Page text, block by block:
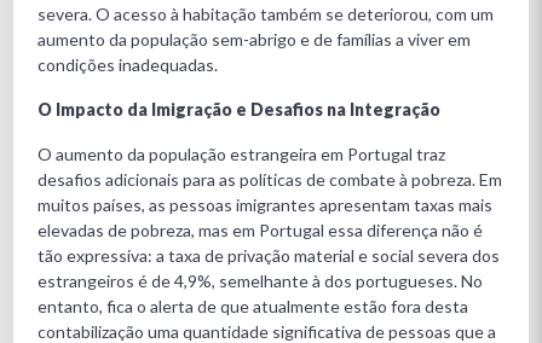
severa. O acesso à habitação também se deteriorou, com um
aumento da população sem-abrigo e de famílias a viver em
condições inadequadas.
O Impacto da Imigração e Desafios na Integração
O aumento da população estrangeira em Portugal traz
desafios adicionais para as políticas de combate à pobreza. Em
muitos países, as pessoas imigrantes apresentam taxas mais
elevadas de pobreza, mas em Portugal essa diferença não é
tão expressiva: a taxa de privação material e social severa dos
estrangeiros é de 4,9%, semelhante à dos portugueses. No
entanto, fica o alerta de que atualmente estão fora desta
contabilização uma quantidade significativa de pessoas que a